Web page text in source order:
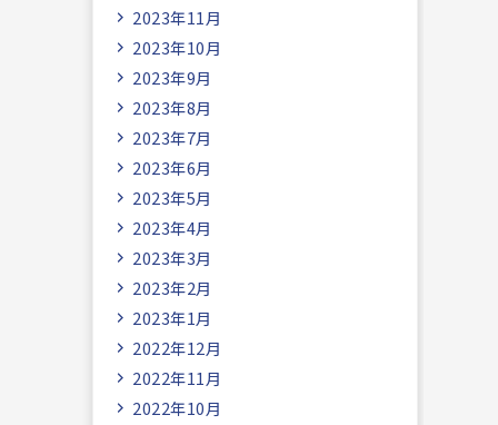
2023年11月
2023年10月
2023年9月
2023年8月
2023年7月
2023年6月
2023年5月
2023年4月
2023年3月
2023年2月
2023年1月
2022年12月
2022年11月
2022年10月